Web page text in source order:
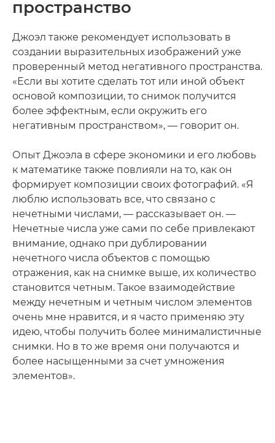
пространство
Джоэл также рекомендует использовать в
создании выразительных изображений уже
проверенный метод негативного пространства.
«Если вы хотите сделать тот или иной объект
основой композиции, то снимок получится
более эффектным, если окружить его
негативным пространством», — говорит он.
Опыт Джоэла в сфере экономики и его любовь
к математике также повлияли на то, как он
формирует композиции своих фотографий. «Я
люблю использовать все, что связано с
нечетными числами, — рассказывает он. —
Нечетные числа уже сами по себе привлекают
внимание, однако при дублировании
нечетного числа объектов с помощью
отражения, как на снимке выше, их количество
становится четным. Такое взаимодействие
между нечетным и четным числом элементов
очень мне нравится, и я часто применяю эту
идею, чтобы получить более минималистичные
снимки. Но в то же время они получаются и
более насыщенными за счет умножения
элементов».